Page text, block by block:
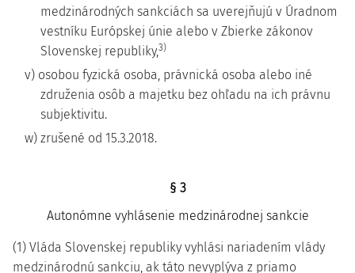
medzinárodných sankciách sa uverejňujú v Úradnom
vestníku Európskej únie alebo v Zbierke zákonov
Slovenskej republiky,3)
v) osobou fyzická osoba, právnická osoba alebo iné
združenia osôb a majetku bez ohľadu na ich právnu
subjektivitu.
w) zrušené od 15.3.2018.
§ 3
Autonómne vyhlásenie medzinárodnej sankcie
(1) Vláda Slovenskej republiky vyhlási nariadením vlády
medzinárodnú sankciu, ak táto nevyplýva z priamo